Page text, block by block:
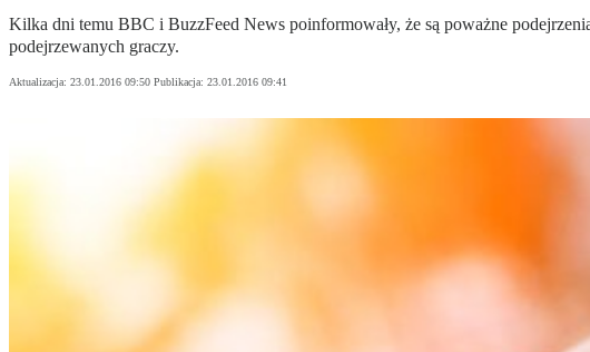
Kilka dni temu BBC i BuzzFeed News poinformowały, że są poważne
podejrzewanych graczy.
Aktualizacja: 23.01.2016 09:50 Publikacja: 23.01.2016 09:41